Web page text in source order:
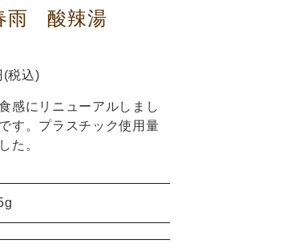
雨 酸辣湯
(税込)
感にリニューアルしまし
す。プラスチック使用量
た。